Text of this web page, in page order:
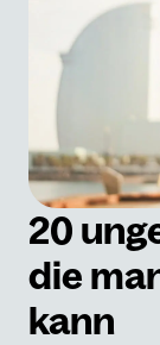
20
die
kann